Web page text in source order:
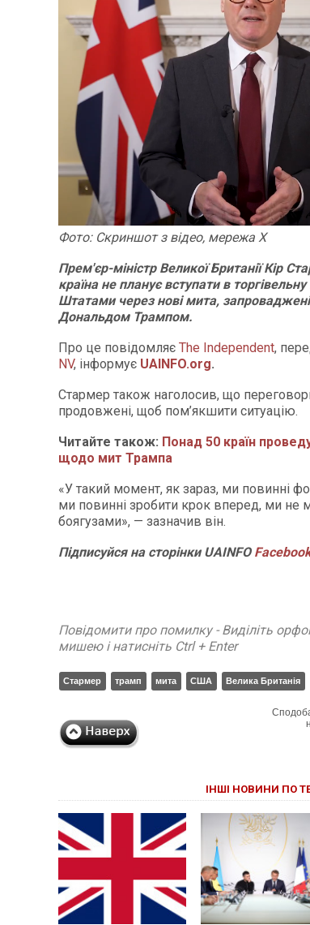
Фото: Скриншот з відео, мережа Х
Прем'єр-міністр Великої Британії Кір
країна не планує вступати в
Штатами через нові мита,
Дональдом Трампом.
Про це повідомляє The Independent,
NV, інформує UAINFO.org.
Стармер також наголосив, що
продовжені, щоб пом’якшити ситуацію.
Читайте також: Понад 50 країн
щодо мит Трампа
«У такий момент, як зараз, ми повинні
ми повинні зробити крок вперед, ми не
боягузами», — зазначив він.
ПідписуйсянасторінкиUAINFO
Повідомити про помилку - Виділіть
мишею і натисніть Ctrl + Enter
Стармер трамп мита США Велика Британія
ІНШІ НОВИНИ ПО